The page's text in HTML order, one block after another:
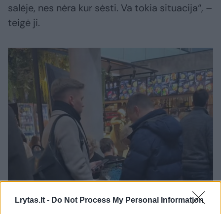
Lrytas.lt - Do Not Process My Personal Information
salėje, nes nėra kur sėsti. Va tokia situacija“, –
teigė ji.